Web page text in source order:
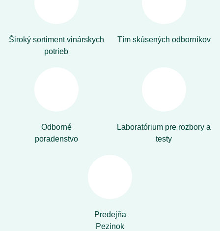
Široký sortiment vinárskych
potrieb
Tím skúsených odborníkov
Odborné
poradenstvo
Laboratórium pre rozbory a
testy
Predejňa
Pezinok